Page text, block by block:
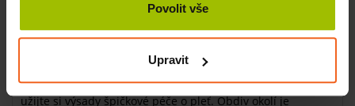
Povolit vše
Upravit
Využijte tyto vlastnosti v luxusní kosmetické a terapeutické
tkáně nacházející se pod ní.
Nechte se hýčkat luxusními dary z Poseidonovy zahrady a
užijte si výsady špičkové péče o pleť. Obdiv okolí je